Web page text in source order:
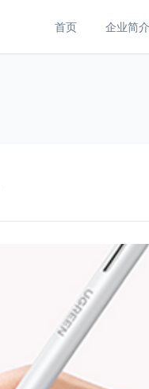
首页 企业简介